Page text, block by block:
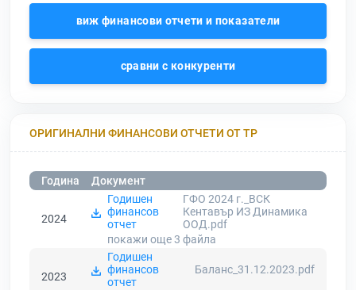
виж финансови отчети и показатели
сравни с конкуренти
ОРИГИНАЛНИ ФИНАНСОВИ ОТЧЕТИ ОТ ТР
Година Документ
2024
Годишен
финансов
отчет
ГФО 2024 г._ВСК
Кентавър ИЗ Динамика
ООД.pdf
покажи още 3 файла
2023
Годишен
финансов
отчет
Баланс_31.12.2023.pdf